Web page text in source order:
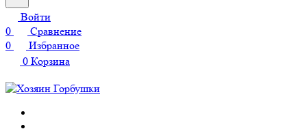
Войти
0
Сравнение
0
Избранное
0 Корзина